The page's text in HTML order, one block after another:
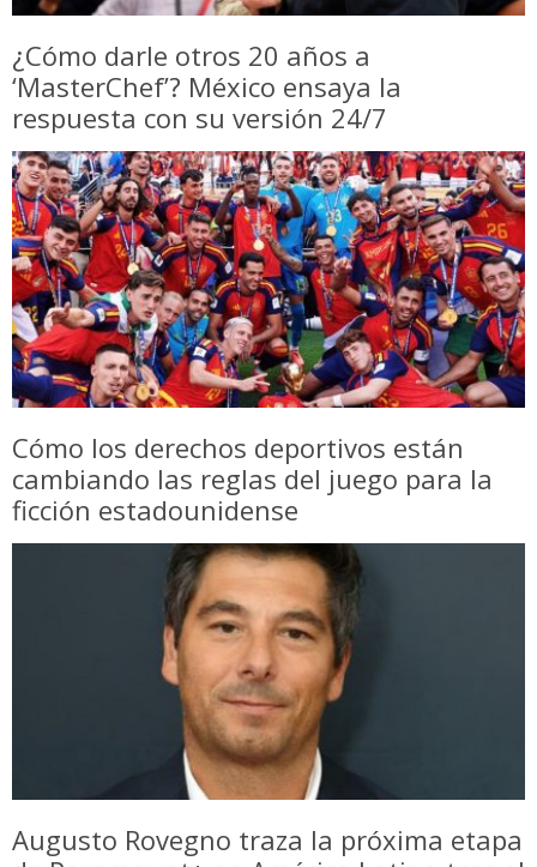
¿Cómo darle otros 20 años a
‘MasterChef’? México ensaya la
respuesta con su versión 24/7
Cómo los derechos deportivos están
cambiando las reglas del juego para la
ficción estadounidense
Augusto Rovegno traza la próxima etapa